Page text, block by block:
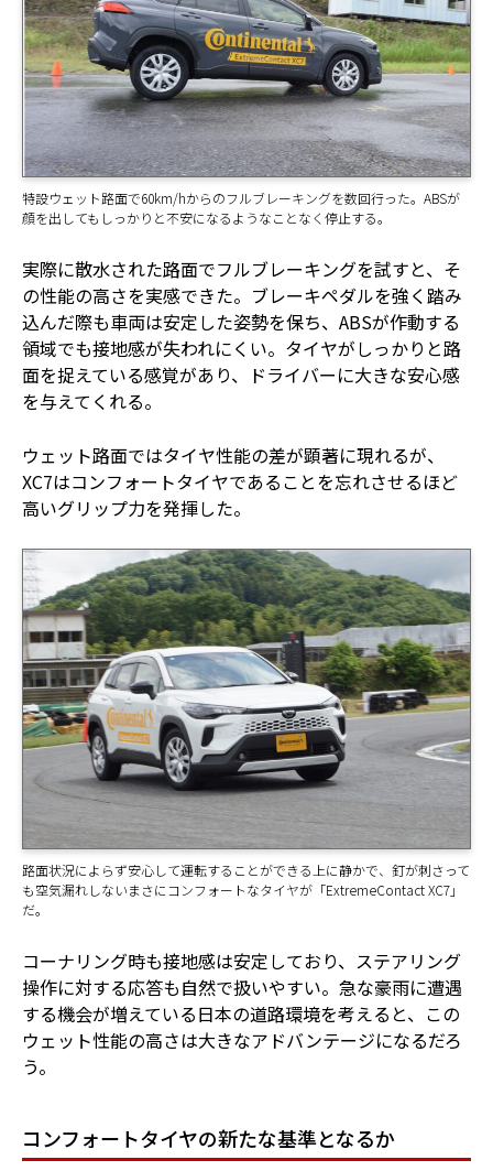
特設ウェット路面で60km/hからのフルブレーキングを数回行った。ABSが
顔を出してもしっかりと不安になるようなことなく停止する。
実際に散水された路面でフルブレーキングを試すと、そ
の性能の高さを実感できた。ブレーキペダルを強く踏み
込んだ際も車両は安定した姿勢を保ち、ABSが作動する
領域でも接地感が失われにくい。タイヤがしっかりと路
面を捉えている感覚があり、ドライバーに大きな安心感
を与えてくれる。
ウェット路面ではタイヤ性能の差が顕著に現れるが、
XC7はコンフォートタイヤであることを忘れさせるほど
高いグリップ力を発揮した。
路面状況によらず安心して運転することができる上に静かで、釘が刺さって
も空気漏れしないまさにコンフォートなタイヤが「ExtremeContact XC7」
だ。
コーナリング時も接地感は安定しており、ステアリング
操作に対する応答も自然で扱いやすい。急な豪雨に遭遇
する機会が増えている日本の道路環境を考えると、この
ウェット性能の高さは大きなアドバンテージになるだろ
う。
コンフォートタイヤの新たな基準となるか